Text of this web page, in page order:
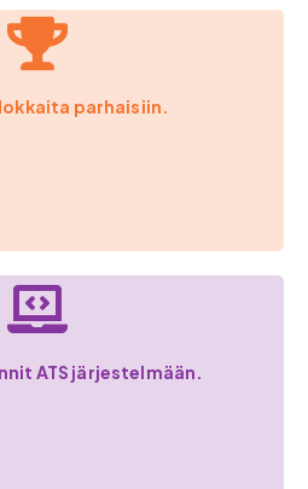
parhaisiin.
ATS järjestelmään.